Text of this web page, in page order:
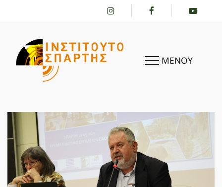
ΜΕΝΟΥ
ΑΡΧΙΚΗ
ΤΟ ΙΝΣΤΙΤΟΎΤΟ